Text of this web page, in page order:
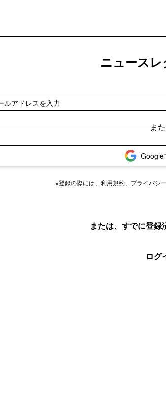
ニュース
Google
※登録の際には、 利用規約、 プライバシ
または、すでに登
ログ